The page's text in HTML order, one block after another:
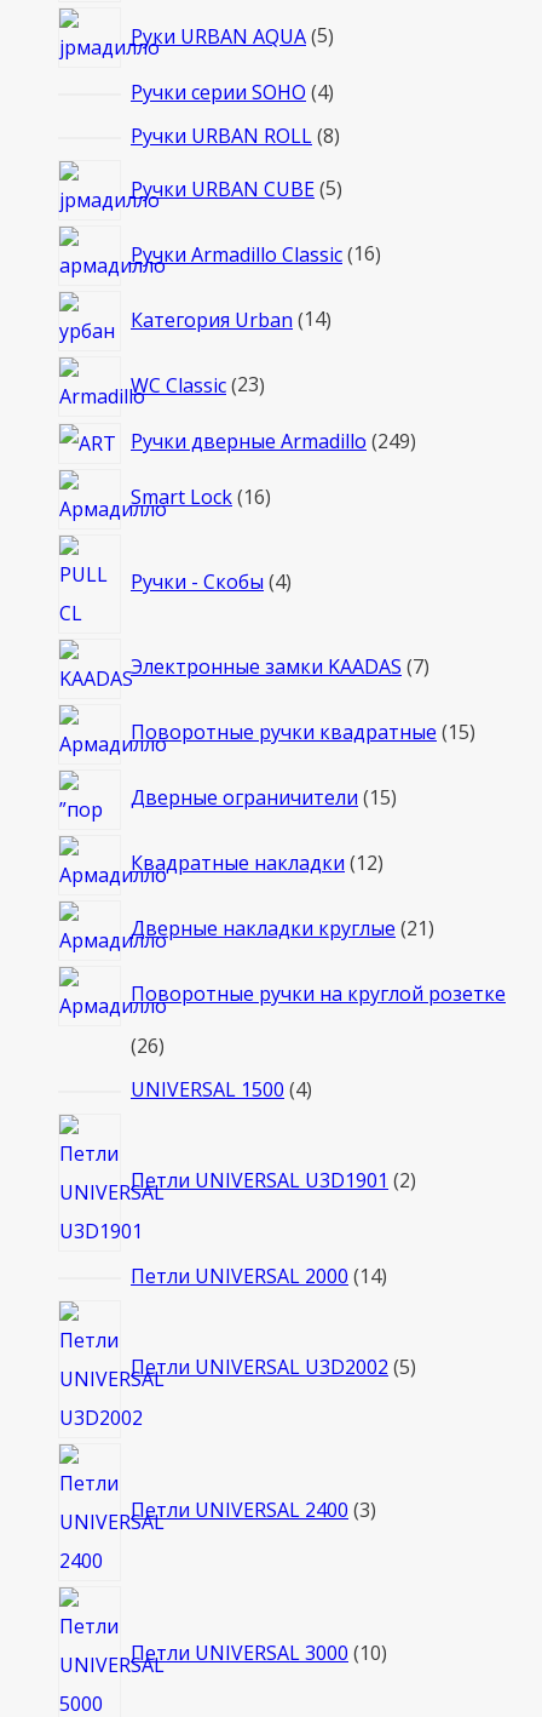
Руки URBAN AQUA 55
Ручки серии SOHO 44
товара
Ручки URBAN ROLL 88
Ручки URBAN CUBE 55
Ручки Armadillo Classic 1616
Категория Urban 1414
WC Classic 2323
Ручки дверные Armadillo 249249
Smart Lock 1616
Ручки - Скобы 4товара
Электронные замки KAADAS 77
Поворотные ручки квадратные 1515
Дверные ограничители 1515
Квадратные накладки 1212
Дверные накладки круглые 2121
Поворотные ручки на круглой розетке
2626
товаров
UNIVERSAL 1500 44
Петли UNIVERSAL U3D1901 2товара
Петли UNIVERSAL 2000 1414
Петли UNIVERSAL U3D2002 5товаров
Петли UNIVERSAL 2400 3товара
Петли UNIVERSAL 3000 10товаров